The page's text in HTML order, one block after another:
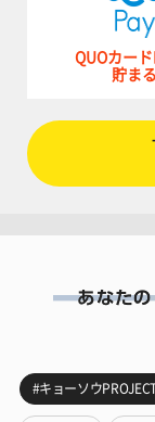
QUOカー
貯まる
#キョーソウ